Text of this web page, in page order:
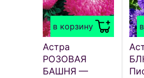
в корзину
Астра
РОЗОВАЯ
БАШНЯ —